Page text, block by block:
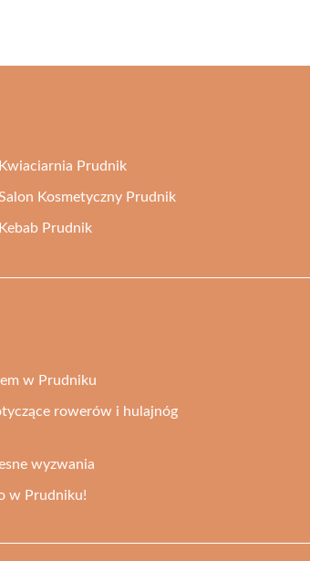
Kwiaciarnia Prudnik
Kosmetyczny Prudnik
Kebab Prudnik
w Prudniku
rowerów i hulajnóg
wyzwania
w Prudniku!